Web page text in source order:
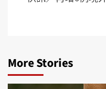
More Stories